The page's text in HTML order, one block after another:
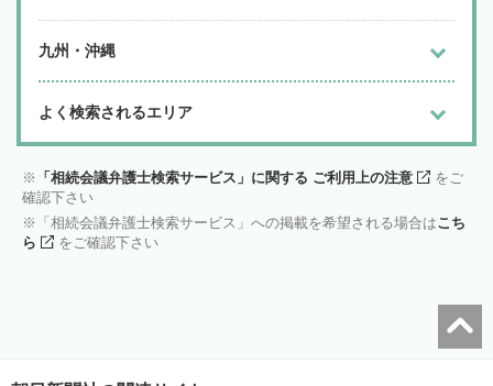
九州・沖縄
よく検索されるエリア
「相続会議弁護士検索サービス」に関する ご利用上の注意
をご
確認下さい
「相続会議弁護士検索サービス」への掲載を希望される場合はこち
ら
をご確認下さい